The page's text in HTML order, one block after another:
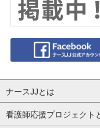
ナースJJとは
看護師応援プロジェクト